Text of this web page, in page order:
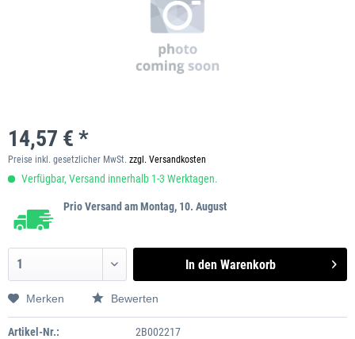
14,57 € *
Preise inkl. gesetzlicher MwSt. zzgl. Versandkosten
Verfügbar, Versand innerhalb 1-3 Werktagen.
Prio Versand am Montag, 10. August
In den Warenkorb
Merken Bewerten
Artikel-Nr.: 2B002217